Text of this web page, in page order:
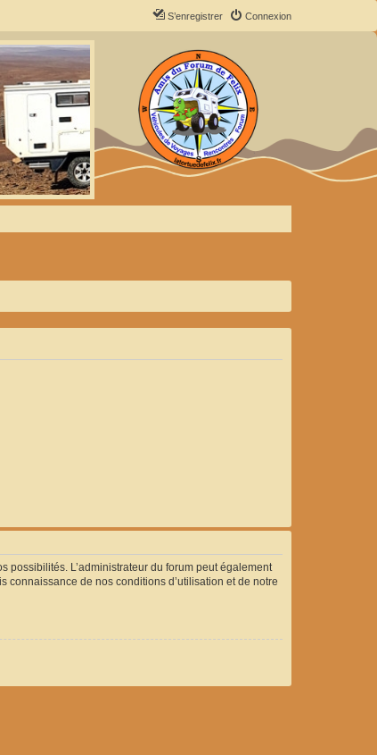
Connexion
S’enregistrer
possibilités. L’administrateur du forum peut également
connaissance de nos conditions d’utilisation et de notre